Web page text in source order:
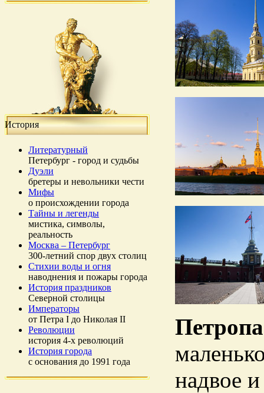
История
Литературный
Петербург - город и судьбы
Дуэли
бретеры и невольники чести
Мифы
о происхождении города
Тайны и легенды
мистика, символы,
реальность
Москва – Петербург
300-летний спор двух столиц
Стихии воды и огня
наводнения и пожары города
История праздников
Северной столицы
Императоры
от Петра I до Николая II
Революции
история 4-х революций
История города
с основания до 1991 года
надвое